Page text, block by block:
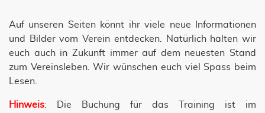
Auf unseren Seiten könnt ihr viele neue Informationen
und Bilder vom Verein entdecken. Natürlich halten wir
euch auch in Zukunft immer auf dem neuesten Stand
zum Vereinsleben. Wir wünschen euch viel Spass beim
Lesen.
Hinweis: Die Buchung für das Training ist im